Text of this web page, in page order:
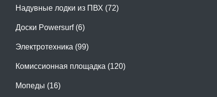
Надувные лодки из ПВХ (72)
Доски Powersurf (6)
Электротехника (99)
Комиссионная площадка (120)
Мопеды (16)